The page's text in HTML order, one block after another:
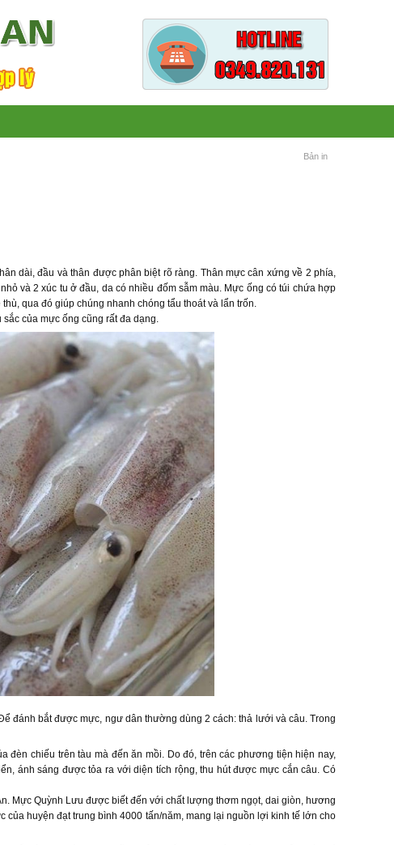
Bản in
dài, đầu và thân được phân biệt rõ ràng. Thân mực cân xứng về 2 phía,
và 2 xúc tu ở đầu, da có nhiều đốm sẫm màu. Mực ống có túi chứa hợp
qua đó giúp chúng nhanh chóng tẩu thoát và lẩn trốn.
của mực ống cũng rất đa dạng.
đánh bắt được mực, ngư dân thường dùng 2 cách: thả lưới và câu. Trong
đèn chiếu trên tàu mà đến ăn mồi. Do đó, trên các phương tiện hiện nay,
ánh sáng được tỏa ra với diện tích rộng, thu hút được mực cắn câu. Có
Mực Quỳnh Lưu được biết đến với chất lượng thơm ngọt, dai giòn, hương
huyện đạt trung bình 4000 tấn/năm, mang lại nguồn lợi kinh tế lớn cho